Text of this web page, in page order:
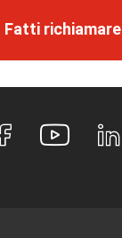
Fatti richiamare